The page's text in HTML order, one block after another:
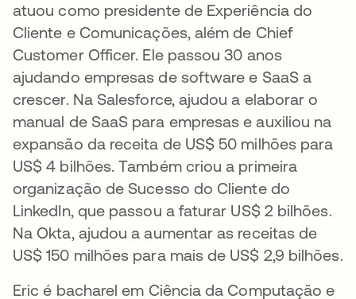
atuou como presidente de Experiência do
Cliente e Comunicações, além de Chief
Customer Officer. Ele passou 30 anos
ajudando empresas de software e SaaS a
crescer. Na Salesforce, ajudou a elaborar o
manual de SaaS para empresas e auxiliou na
expansão da receita de US$ 50 milhões para
US$ 4 bilhões. Também criou a primeira
organização de Sucesso do Cliente do
LinkedIn, que passou a faturar US$ 2 bilhões.
Na Okta, ajudou a aumentar as receitas de
US$ 150 milhões para mais de US$ 2,9 bilhões.
Eric é bacharel em Ciência da Computação e